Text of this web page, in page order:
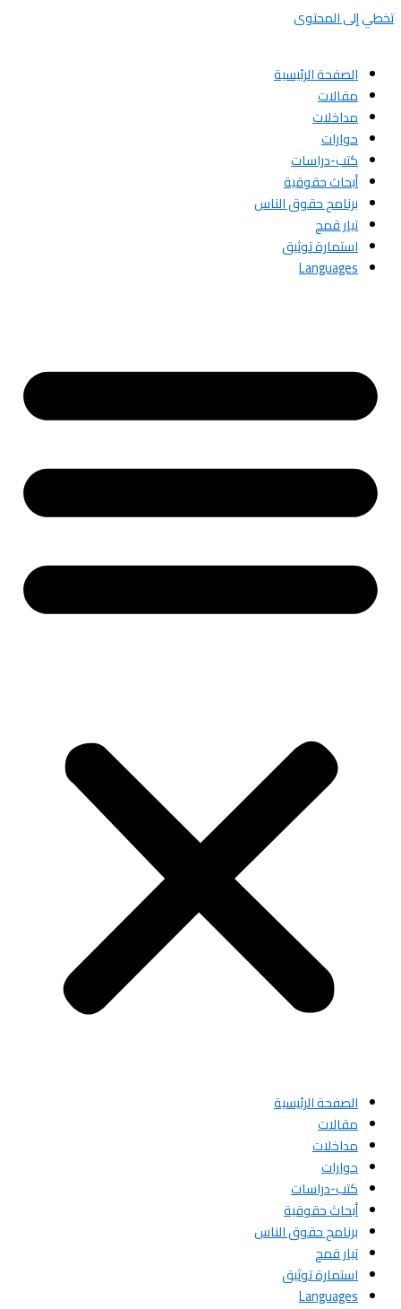
تخطي إلى المحتوى
الصفحة الرئيسية
مقالات
مداخلات
حوارات
كتب-دراسات
أبحاث حقوقية
برنامج حقوق الناس
تيار قمح
استمارة توثيق
Languages
الصفحة الرئيسية
مقالات
مداخلات
حوارات
كتب-دراسات
أبحاث حقوقية
برنامج حقوق الناس
تيار قمح
استمارة توثيق
Languages